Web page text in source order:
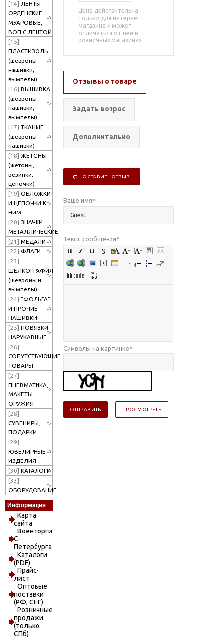
[14] ЛЕНТЫ
ОРДЕНСКИЕ
МУАРОВЫЕ,
ВОП С ЛЕНТОЙ
[15]
ПЛАСТИЗОЛЬ
(шевроны,
нашивки,
вымпелы)
[16] ВЫШИВКА
(шевроны,
нашивки,
вымпелы)
[17] ТКАНЫЕ
(шевроны,
нашивки)
[18] ЖЕТОНЫ
(жетоны,
резинки,
цепочки)
[19] ОБЛОЖКИ
И ЦЕПОЧКИ К
НИМ
[20] ЗНАЧКИ
МЕТАЛЛИЧЕСКИЕ
[21] МЕДАЛИ
[22] ФЛАГИ
[23]
ШЕЛКОГРАФИЯ
(шевроны и
вымпелы)
[24] "ФОЛЬГА"
И ПРОЧИЕ
НАШИВКИ
[25] ПОВЯЗКИ
НАРУКАВНЫЕ
[26]
СОПУТСТВУЮЩИЕ
ТОВАРЫ
[27]
ПНЕВМАТИКА,
МАКЕТЫ
ОРУЖИЯ
[28]
СУВЕНИРЫ,
ПОДАРКИ
[29]
ЮВЕЛИРНЫЕ
ИЗДЕЛИЯ
[30] КАТАЛОГИ
[33]
ОБОРУДОВАНИЕ
Информация
Карта
сайта
Военторги
С-
Петербурга
Каталоги
(PDF)
Прайс-
лист
Оптовые
поставки
(РФ, СНГ)
Розничные
продажи
(только
СПб)
Цена действительна
только для интернет-
магазина и может
отличаться от цен в
розничных магазинах
Отзывы о товаре
Задать вопрос
Дополнительно
ОСТАВИТЬ ОТЗЫВ
Ваше имя*
Текст сообщения*
Символы на картинке*